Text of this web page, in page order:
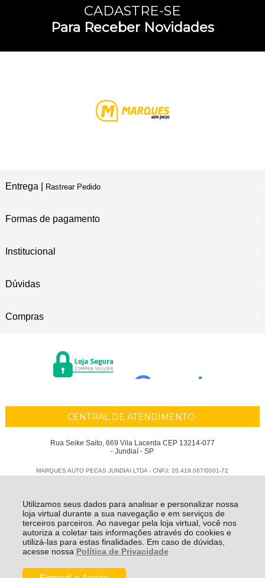
Utilizamos seus dados para analisar e personalizar nossa
loja virtual durante a sua navegação e em serviços de
terceiros parceiros. Ao navegar pela loja virtual, você nos
autoriza a coletar tais informações através do cookies e
utilizá-las para estas finalidades. Em caso de dúvidas,
acesse nossa Política de Privacidade
CADASTRE-SE
Para Receber Novidades
Entrega | Rastrear Pedido
Formas de pagamento
Institucional
Dúvidas
Compras
CENTRAL DE ATENDIMENTO
Rua Seike Saito, 669 Vila Lacerda CEP 13214-077
- Jundiaí - SP
MARQUES AUTO PECAS JUNDIAI LTDA - CNPJ: 20.419.067/0001-72